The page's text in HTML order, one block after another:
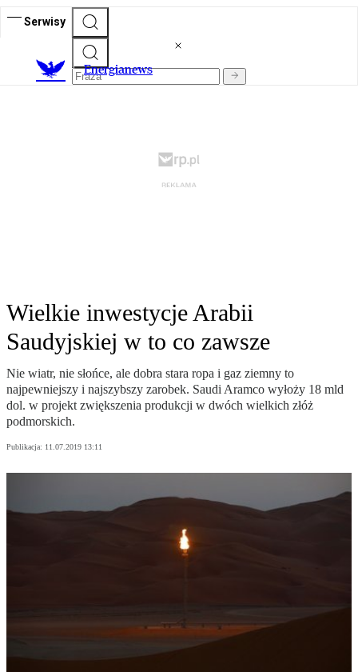
Serwisy
Energianews
Wielkie inwestycje Arabii
Saudyjskiej w to co zawsze
Nie wiatr, nie słońce, ale dobra stara ropa i gaz ziemny to
najpewniejszy i najszybszy zarobek. Saudi Aramco wyłoży 18 mld
dol. w projekt zwiększenia produkcji w dwóch wielkich złóż
podmorskich.
Publikacja: 11.07.2019 13:11